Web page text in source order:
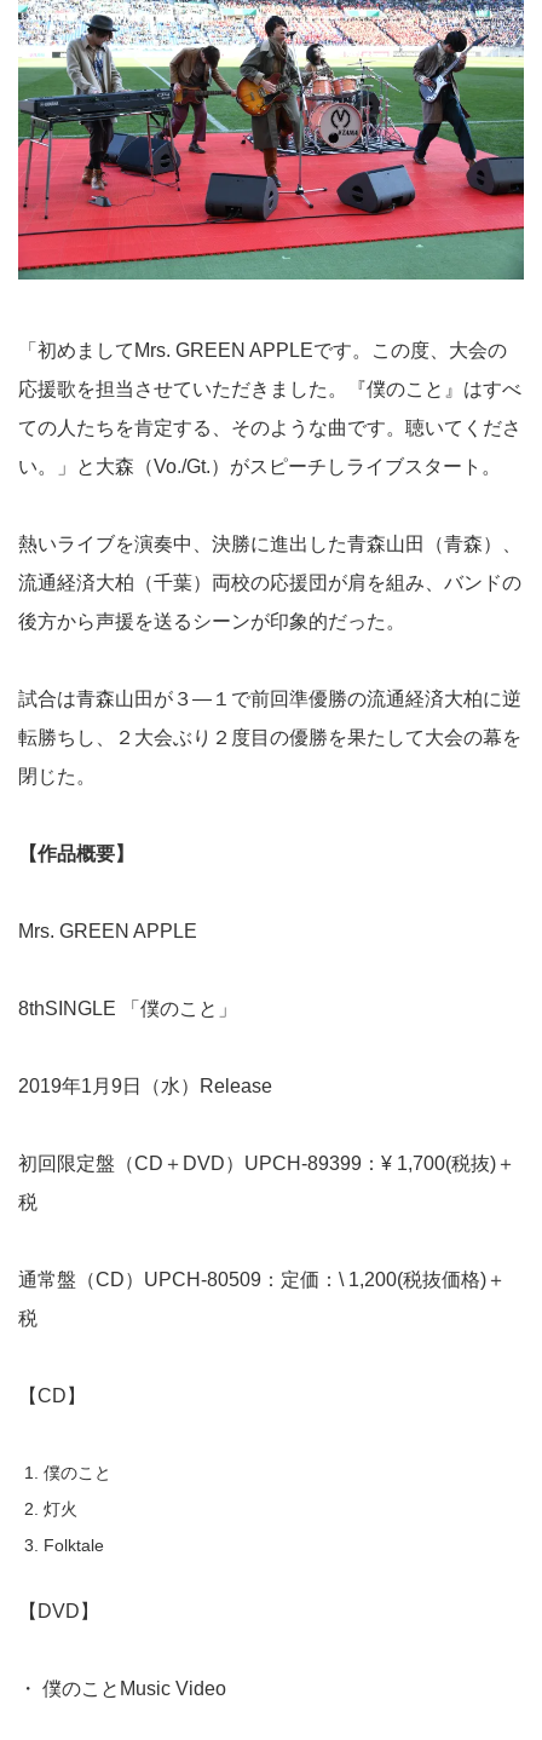
「初めましてMrs. GREEN APPLEです。この度、大会の
応援歌を担当させていただきました。『僕のこと』はすべ
ての人たちを肯定する、そのような曲です。聴いてくださ
い。」と大森（Vo./Gt.）がスピーチしライブスタート。
熱いライブを演奏中、決勝に進出した青森山田（青森）、
流通経済大柏（千葉）両校の応援団が肩を組み、バンドの
後方から声援を送るシーンが印象的だった。
試合は青森山田が３―１で前回準優勝の流通経済大柏に逆
転勝ちし、２大会ぶり２度目の優勝を果たして大会の幕を
閉じた。
【作品概要】
Mrs. GREEN APPLE
8thSINGLE 「僕のこと」
2019年1月9日（水）Release
初回限定盤（CD＋DVD）UPCH-89399：¥ 1,700(税抜)＋
税
通常盤（CD）UPCH-80509：定価：\ 1,200(税抜価格)＋
税
【CD】
僕のこと
灯火
Folktale
【DVD】
・ 僕のことMusic Video